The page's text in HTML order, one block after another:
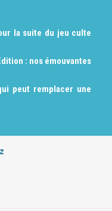
la suite du jeu culte
: nos émouvantes
peut remplacer une